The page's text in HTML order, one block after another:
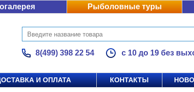
Рыболовные туры
8(499) 398 22 54 с 10 до 19 без
И ОПЛАТА КОНТАКТЫ